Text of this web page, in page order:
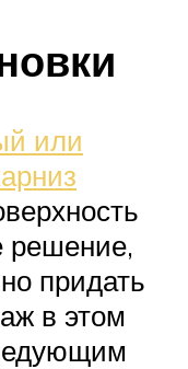
или
решение,
придать
в этом